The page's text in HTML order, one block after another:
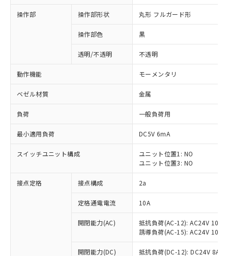
操作部 操作部形状 丸形 フルガード形
操作部色 黒
透明/不透明 不透明
動作機能 モーメンタリ
ベゼル材質 金属
負荷 一般負荷用
最小適用負荷 DC5V 6mA
スイッチユニット構成
ユニット位置1: NO
ユニット位置3: NO
接点定格 接点構成 2a
定格通電電流 10A
開閉能力(AC)
抵抗負荷(AC-12): AC24V 10A/
誘導負荷(AC-15): AC24V
開閉能力(DC) 抵抗負荷(DC-12): DC24V 8A/
ご利用条件
※1 対応状況
対応済み：EU RoHS指令（10物質）の
非含有に対応した製品が提供可能な商品で
対応予定：EU RoHS指令（10物質）の非含
有に対応した製品に切り替える予定のある